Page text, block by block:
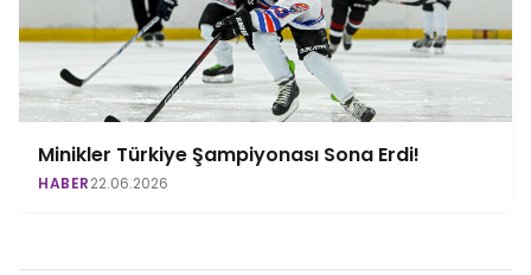
Minikler Türkiye Şampiyonası Sona Erdi!
HABER22.06.2026